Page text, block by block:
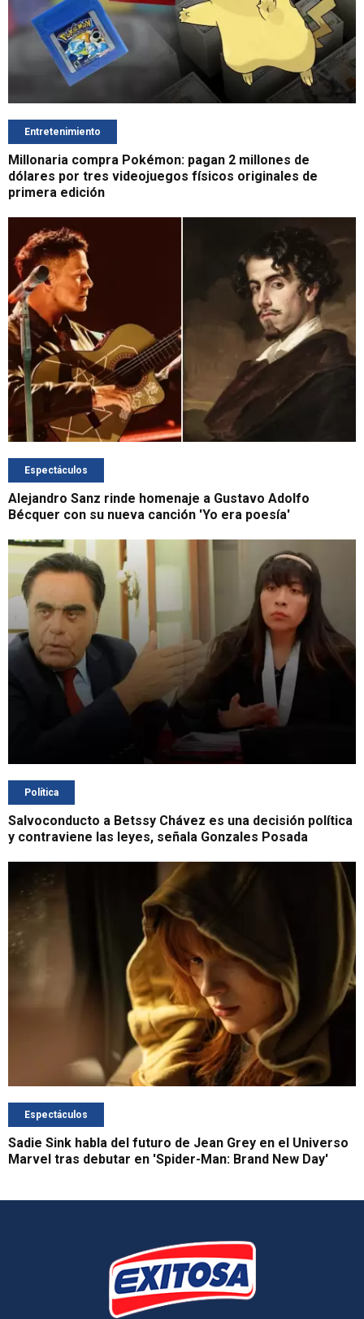
Entretenimiento
Millonaria compra Pokémon: pagan 2 millones de
dólares por tres videojuegos físicos originales de
primera edición
Espectáculos
Alejandro Sanz rinde homenaje a Gustavo Adolfo
Bécquer con su nueva canción 'Yo era poesía'
Política
Salvoconducto a Betssy Chávez es una decisión política
y contraviene las leyes, señala Gonzales Posada
Espectáculos
Sadie Sink habla del futuro de Jean Grey en el Universo
Marvel tras debutar en 'Spider-Man: Brand New Day'